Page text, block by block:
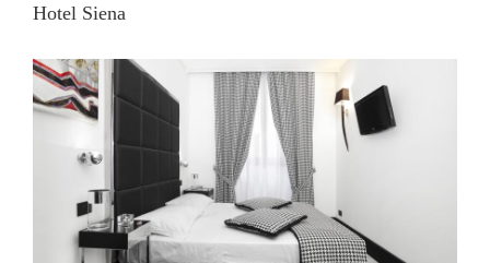
Hotel Siena
View
Larger
Image